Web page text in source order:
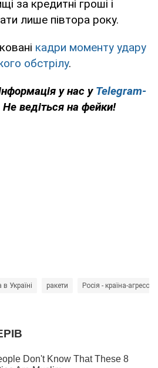
за кредитні гроші і
лише півтора року.
кадри моменту удару
обстрілу.
у нас у Telegram-
ведіться на фейки!
в Україні ракети Росія - країна-агресор